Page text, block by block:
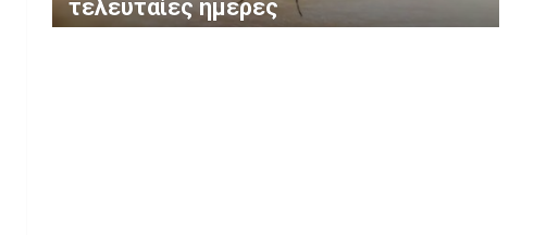
τελευταίες ημέρες